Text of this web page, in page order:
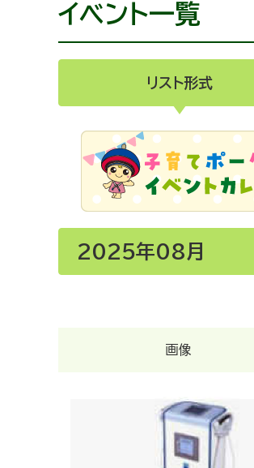
イベント一覧
リスト形式
2025年08月
画像